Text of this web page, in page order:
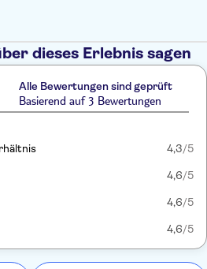
dieses Erlebnis sagen
Alle Bewertungen sind geprüft
Basierend auf 3 Bewertungen
4,3/5
4,6/5
4,6/5
4,6/5